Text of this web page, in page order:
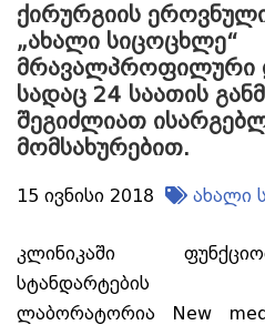
ქირურგიის
„ახალი სიცოცხლე“
მრავალპროფილური
სადაც 24 საათის
შეგიძლიათ
მომსახურებით.
15 ივნისი 2018 ახალი
კლინიკაში
სტანდარტების
ლაბორატორია New